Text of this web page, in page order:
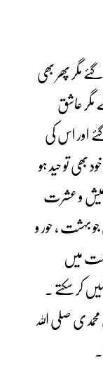
مگر پھر بھی
مگر عاشق
اور اس کی
بھی تو حید ہو
، عیش و عشرت
جو بہشت ، حور و
میں
کر سکتے ۔
صلی اللہ